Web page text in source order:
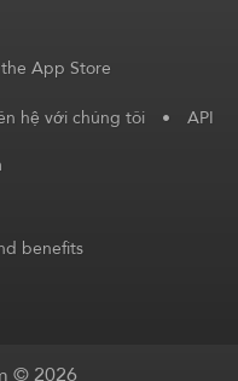
hệ với chúng tôi • API
benefits
© 2026